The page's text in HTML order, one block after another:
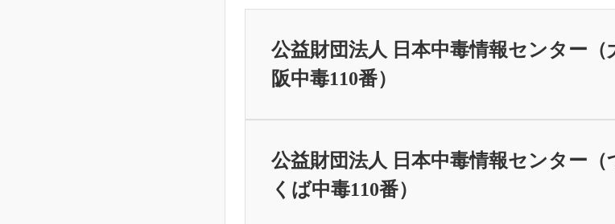
公益財団法人 日本中毒情報センター（
阪中毒110番）
公益財団法人 日本中毒情報センター（
くば中毒110番）